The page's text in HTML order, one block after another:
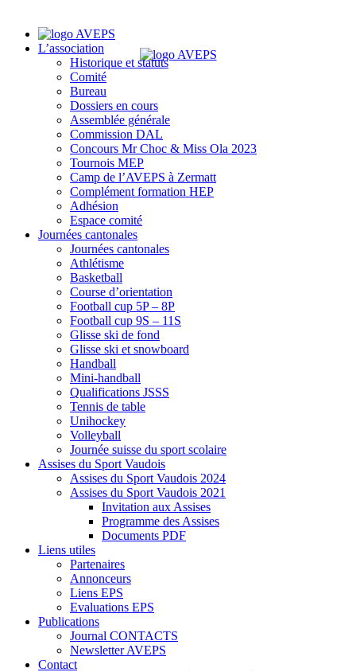
L’association
Historique et statuts
Comité
Bureau
Dossiers en cours
Assemblée générale
Commission DAL
Concours Mr Choc & Miss Ola 2023
Tournois MEP
Camp de l’AVEPS à Zermatt
Complément formation HEP
Adhésion
Espace comité
Journées cantonales
Journées cantonales
Athlétisme
Basketball
Course d’orientation
Football cup 5P – 8P
Football cup 9S – 11S
Glisse ski de fond
Glisse ski et snowboard
Handball
Mini-handball
Qualifications JSSS
Tennis de table
Unihockey
Volleyball
Journée suisse du sport scolaire
Assises du Sport Vaudois
Assises du Sport Vaudois 2024
Assises du Sport Vaudois 2021
Invitation aux Assises
Programme des Assises
Documents PDF
Liens utiles
Partenaires
Annonceurs
Liens EPS
Evaluations EPS
Publications
Journal CONTACTS
Newsletter AVEPS
Contact